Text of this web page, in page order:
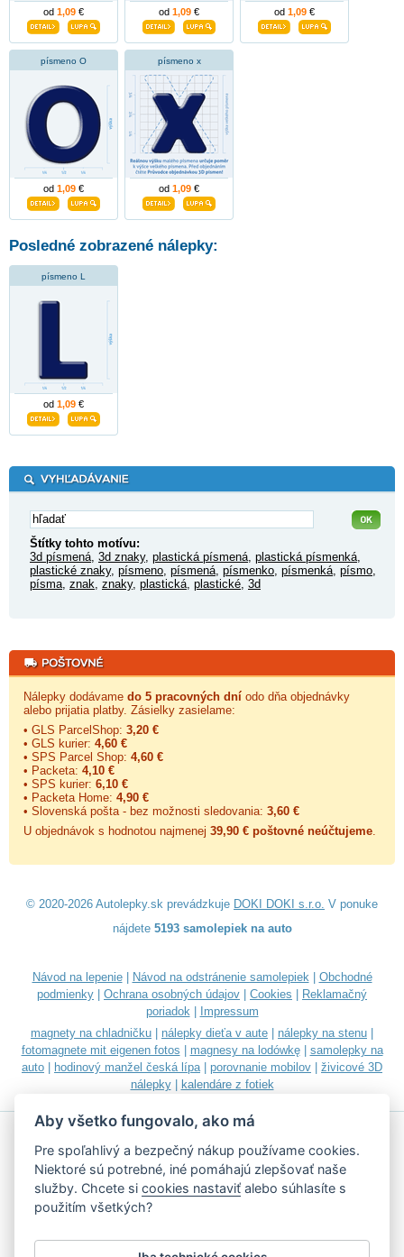
od 1,09 € od 1,09 € od 1,09 €
písmeno O
od 1,09 €
písmeno x
od 1,09 €
Posledné zobrazené nálepky:
písmeno L
od 1,09 €
Štítky tohto motívu:
3d písmená, 3d znaky, plastická písmená, plastická písmenká,
plastické znaky, písmeno, písmená, písmenko, písmenká, písmo,
písma, znak, znaky, plastická, plastické, 3d
Nálepky dodávame do 5 pracovných dní odo dňa objednávky
alebo prijatia platby. Zásielky zasielame:
• GLS ParcelShop: 3,20 €
• GLS kurier: 4,60 €
• SPS Parcel Shop: 4,60 €
• Packeta: 4,10 €
• SPS kurier: 6,10 €
• Packeta Home: 4,90 €
• Slovenská pošta - bez možnosti sledovania: 3,60 €
U objednávok s hodnotou najmenej 39,90 € poštovné neúčtujeme.
© 2020-2026 Autolepky.sk prevádzkuje DOKI DOKI s.r.o. V ponuke
nájdete 5193 samolepiek na auto
Návod na lepenie| Návod na odstránenie samolepiek| Obchodné
podmienky
Ochrana osobných údajov Cookies
Reklamačný
poriadok|
Impressum
magnety na chladničku
nálepky dieťa v aute nálepky na stenu
fotomagnete mit eigenen fotos
magnesy na lodówkę| samolepky na
auto
hodinový manžel česká lípa| porovnanie mobilov
živicové 3D
nálepky| kalendáre z fotiek
Akceptujeme všetky bežné platobné karty
Aby všetko fungovalo, ako má
Pre spoľahlivý a bezpečný nákup používame cookies.
Niektoré sú potrebné, iné pomáhajú zlepšovať naše
služby. Chcete sicookies nastaviť alebo súhlasíte s
použitím všetkých?